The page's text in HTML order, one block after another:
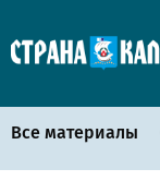
Все материалы